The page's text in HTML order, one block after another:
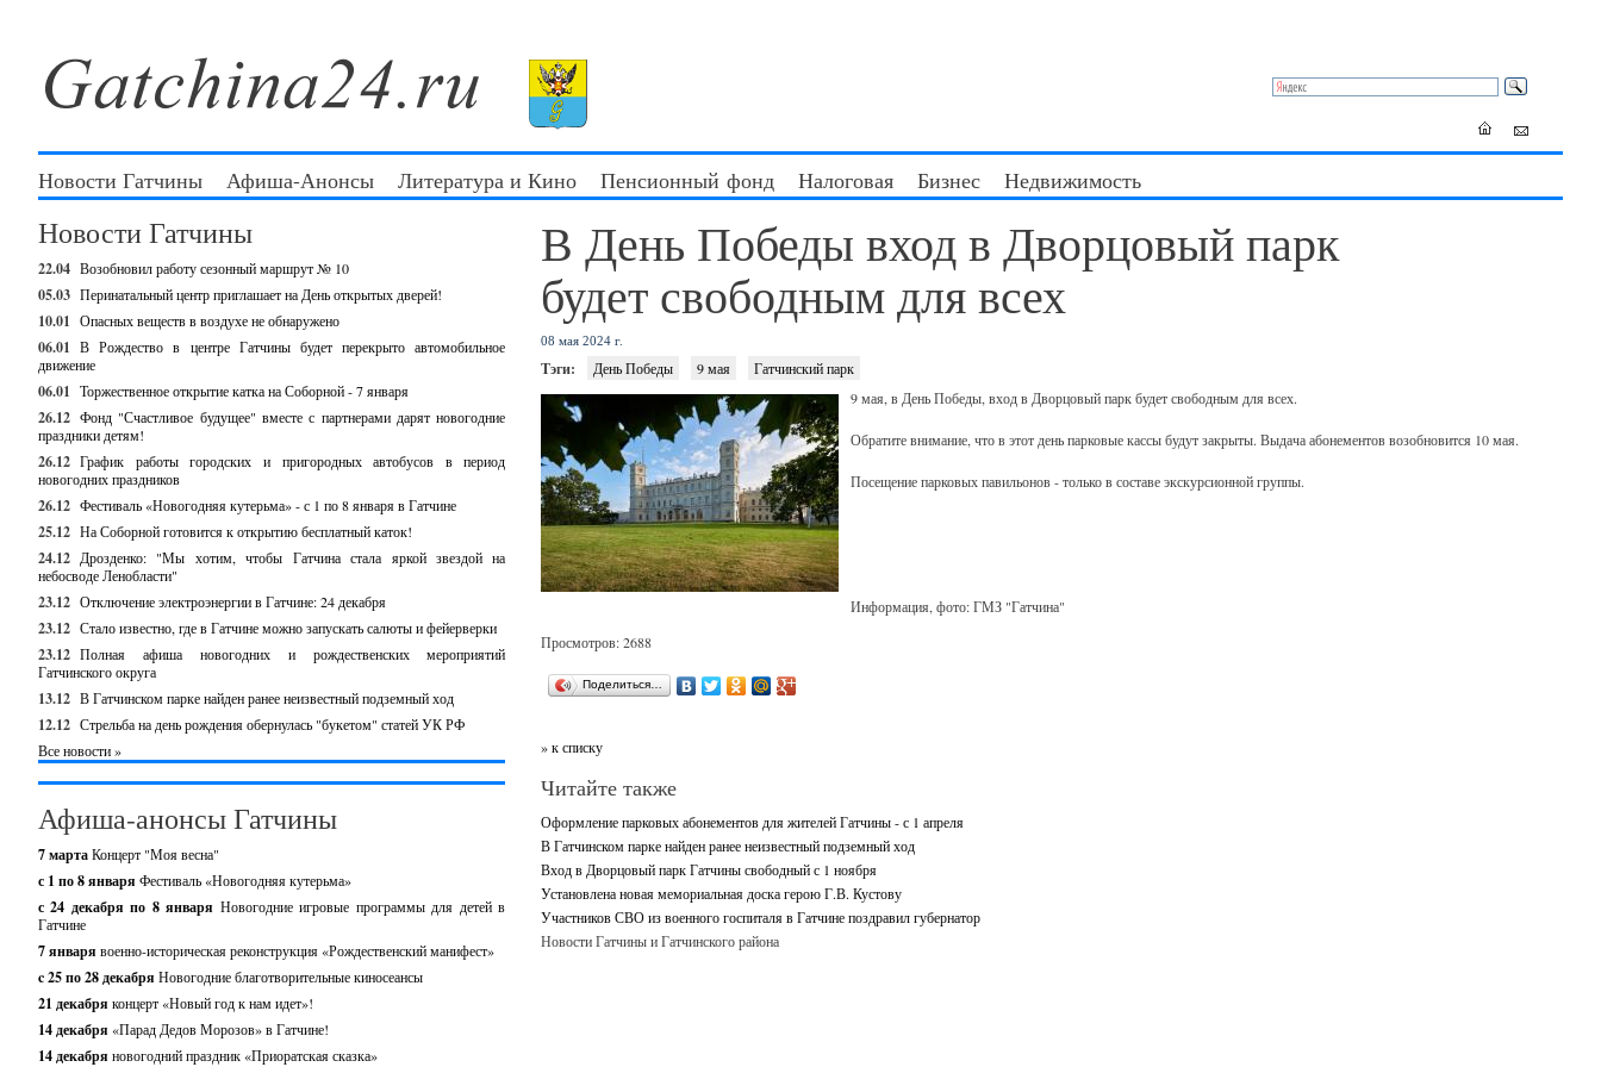
Новости Гатчины Афиша-Анонсы Литература и Кино Пенсионный фонд Налоговая Бизнес Недвижимость
Новости Гатчины
22.04 Возобновил работу сезонный маршрут № 10
05.03 Перинатальный центр приглашает на День открытых дверей!
10.01 Опасных веществ в воздухе не обнаружено
06.01 В Рождество в центре Гатчины будет перекрыто автомобильное
движение
06.01 Торжественное открытие катка на Соборной - 7 января
26.12 Фонд "Счастливое будущее" вместе с партнерами дарят новогодние
праздники детям!
26.12 График работы городских и пригородных автобусов в период
новогодних праздников
26.12 Фестиваль «Новогодняя кутерьма» - с 1 по 8 января в Гатчине
25.12 На Соборной готовится к открытию бесплатный каток!
24.12 Дрозденко: "Мы хотим, чтобы Гатчина стала яркой звездой на
небосводе Ленобласти"
23.12 Отключение электроэнергии в Гатчине: 24 декабря
23.12 Стало известно, где в Гатчине можно запускать салюты и фейерверки
23.12 Полная афиша новогодних и рождественских мероприятий
Гатчинского округа
13.12 В Гатчинском парке найден ранее неизвестный подземный ход
12.12 Стрельба на день рождения обернулась "букетом" статей УК РФ
Все новости »
Афиша-анонсы Гатчины
7 мартаКонцерт "Моя весна"
с 1 по 8 января Фестиваль «Новогодняя кутерьма»
с 24 декабря по 8 января Новогодние игровые программы для детей в
Гатчине
7 января военно-историческая реконструкция «Рождественский манифест»
c 25 по 28 декабря Новогодние благотворительные киносеансы
21 декабря концерт «Новый год к нам идет»!
14 декабря «Парад Дедов Морозов» в Гатчине!
14 декабря новогодний праздник «Приоратская сказка»
В День Победы вход в Дворцовый парк
будет свободным для всех
08 мая 2024 г.
Тэги: День Победы 9 мая
Гатчинский парк
9 мая, в День Победы, вход в Дворцовый парк будет свободным для всех.
Обратите внимание, что в этот день парковые кассы будут закрыты. Выдача абонементов возобновится 10 мая.
Посещение парковых павильонов - только в составе экскурсионной группы.
Информация, фото: ГМЗ "Гатчина"
Просмотров: 2688
Поделиться…
» к списку
Читайте также
Оформление парковых абонементов для жителей Гатчины - с 1 апреля
В Гатчинском парке найден ранее неизвестный подземный ход
Вход в Дворцовый парк Гатчины свободный с 1 ноября
Установлена новая мемориальная доска герою Г.В. Кустову
Участников СВО из военного госпиталя в Гатчине поздравил губернатор
Новости Гатчины и Гатчинского района